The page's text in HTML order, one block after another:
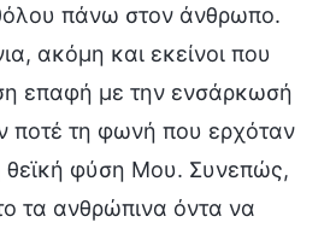
πάνω στον άνθρωπο.
ακόμη και εκείνοι που
επαφή με την ενσάρκωσή
ποτέ τη φωνή που ερχόταν
θεϊκή φύση Μου. Συνεπώς,
τα ανθρώπινα όντα να